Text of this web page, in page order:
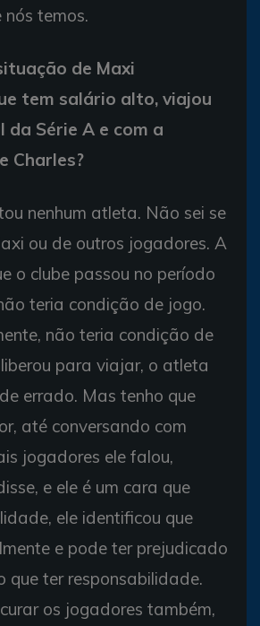
temos.
de Maxi
tem salário alto, viajou
da Série A e com a
Charles?
nenhum atleta. Não sei se
ou de outros jogadores. A
o clube passou no período
teria condição de jogo.
não teria condição de
para viajar, o atleta
errado. Mas tenho que
até conversando com
jogadores ele falou,
e ele é um cara que
ele identificou que
e pode ter prejudicado
que ter responsabilidade.
os jogadores também,